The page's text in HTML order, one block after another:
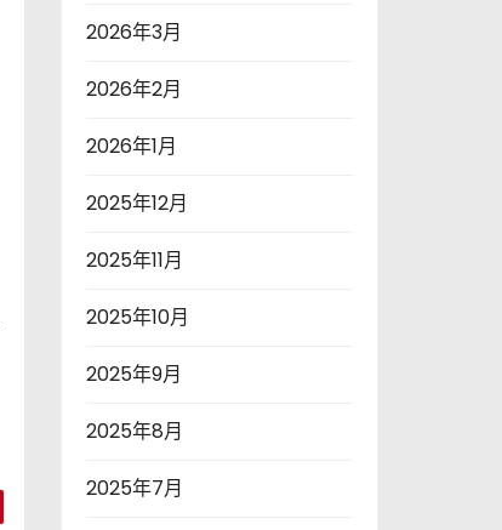
2026年3月
2026年2月
2026年1月
2025年12月
2025年11月
2025年10月
2025年9月
2025年8月
2025年7月